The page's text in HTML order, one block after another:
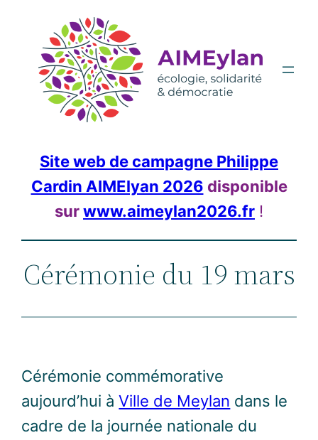
contenu
Site web de campagne Philippe
Cardin AIMElyan 2026 disponible
surwww.aimeylan2026.fr !
Cérémonie du 19 mars
Cérémonie commémorative
aujourd’hui àVille de Meylan dans le
cadre de la journée nationale du